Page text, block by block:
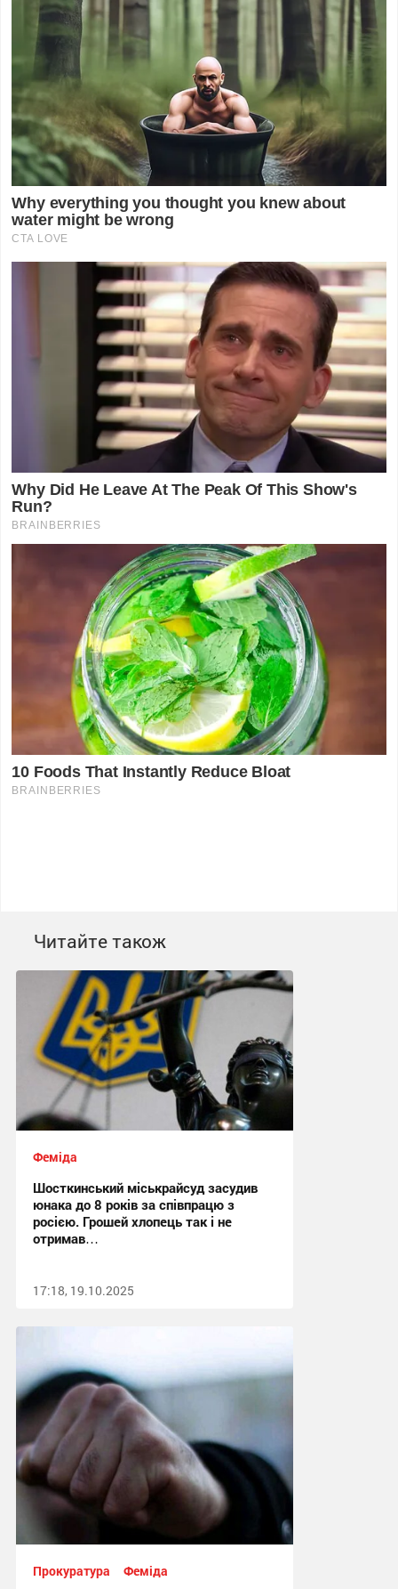
Читайте також
Феміда
Шосткинський міськрайсуд засудив
юнака до 8 років за співпрацю з
росією. Грошей хлопець так і не
отримав…
17:18, 19.10.2025
Прокуратура Феміда